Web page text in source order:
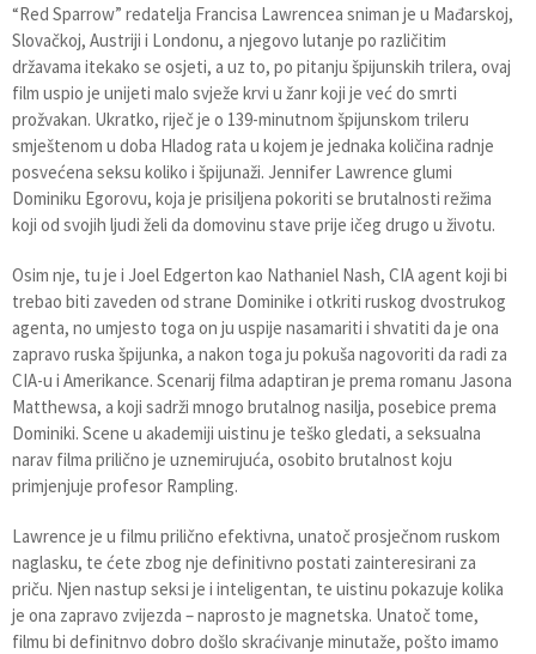
“Red Sparrow” redatelja Francisa Lawrencea sniman je u Mađarskoj,
Slovačkoj, Austriji i Londonu, a njegovo lutanje po različitim
državama itekako se osjeti, a uz to, po pitanju špijunskih trilera, ovaj
film uspio je unijeti malo svježe krvi u žanr koji je već do smrti
prožvakan. Ukratko, riječ je o 139-minutnom špijunskom trileru
smještenom u doba Hladog rata u kojem je jednaka količina radnje
posvećena seksu koliko i špijunaži. Jennifer Lawrence glumi
Dominiku Egorovu, koja je prisiljena pokoriti se brutalnosti režima
koji od svojih ljudi želi da domovinu stave prije ičeg drugo u životu.
Osim nje, tu je i Joel Edgerton kao Nathaniel Nash, CIA agent koji bi
trebao biti zaveden od strane Dominike i otkriti ruskog dvostrukog
agenta, no umjesto toga on ju uspije nasamariti i shvatiti da je ona
zapravo ruska špijunka, a nakon toga ju pokuša nagovoriti da radi za
CIA-u i Amerikance. Scenarij filma adaptiran je prema romanu Jasona
Matthewsa, a koji sadrži mnogo brutalnog nasilja, posebice prema
Dominiki. Scene u akademiji uistinu je teško gledati, a seksualna
narav filma prilično je uznemirujuća, osobito brutalnost koju
primjenjuje profesor Rampling.
Lawrence je u filmu prilično efektivna, unatoč prosječnom ruskom
naglasku, te ćete zbog nje definitivno postati zainteresirani za
priču. Njen nastup seksi je i inteligentan, te uistinu pokazuje kolika
je ona zapravo zvijezda – naprosto je magnetska. Unatoč tome,
filmu bi definitnvo dobro došlo skraćivanje minutaže, pošto imamo